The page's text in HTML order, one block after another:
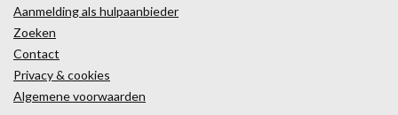
Aanmelding als hulpaanbieder
Zoeken
Contact
Privacy & cookies
Algemene voorwaarden